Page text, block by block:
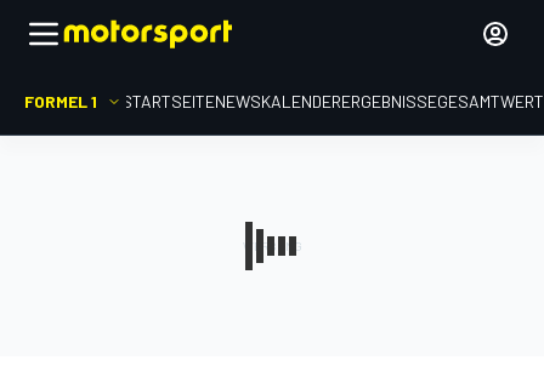
FORMEL 1 STARTSEITENEWSKALENDERERGEBNISSE